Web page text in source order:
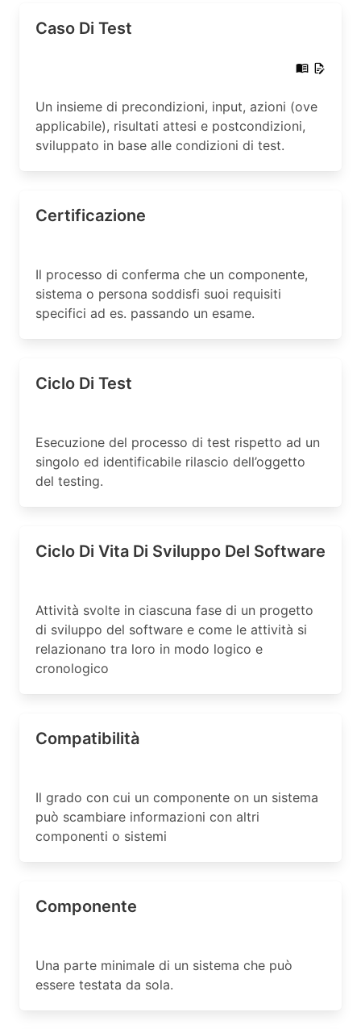
Caso Di Test
Un insieme di precondizioni, input, azioni (ove
applicabile), risultati attesi e postcondizioni,
sviluppato in base alle condizioni di test.
Certificazione
Il processo di conferma che un componente,
sistema o persona soddisfi suoi requisiti
specifici ad es. passando un esame.
Ciclo Di Test
Esecuzione del processo di test rispetto ad un
singolo ed identificabile rilascio dell’oggetto
del testing.
Ciclo Di Vita Di Sviluppo Del Software
Attività svolte in ciascuna fase di un progetto
di sviluppo del software e come le attività si
relazionano tra loro in modo logico e
cronologico
Compatibilità
Il grado con cui un componente on un sistema
può scambiare informazioni con altri
componenti o sistemi
Componente
Una parte minimale di un sistema che può
essere testata da sola.